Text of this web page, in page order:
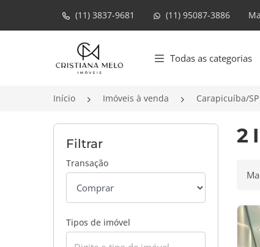
(11) 3837-9681 (11) 95087-3886
Página inicial
Todas as categorias
Início Imóveis à venda Carapicuíba/SP
Filtrar
Transação
Tipos de imóvel
2